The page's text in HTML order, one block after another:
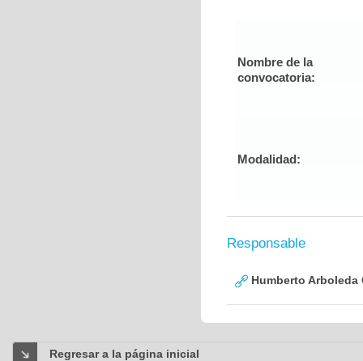
Nombre de la
convocatoria:
Modalidad:
Responsable
Humberto Arboleda
Regresar a la página inicial